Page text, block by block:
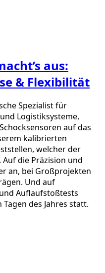
aus:
& Flexibilität
Spezialist für
Logistiksysteme,
auf das
kalibrierten
welcher der
die Präzision und
an, bei Großprojekten
Und auf
Auflaufstoßtests
des Jahres statt.